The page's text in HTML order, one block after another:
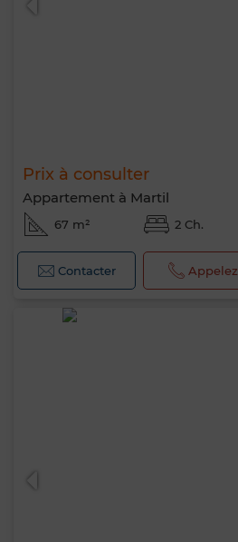
Prix à consulter
Appartement à Martil
67 m² 2 Ch.
Contacter Appelez